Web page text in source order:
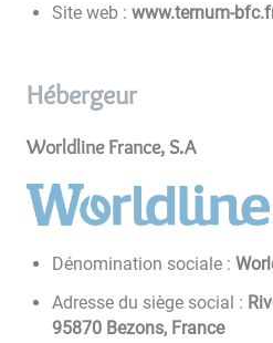
Site web : www.ternum-
Hébergeur
Worldline France, S.A
Dénomination sociale :
Adresse du siège social :
95870 Bezons, France